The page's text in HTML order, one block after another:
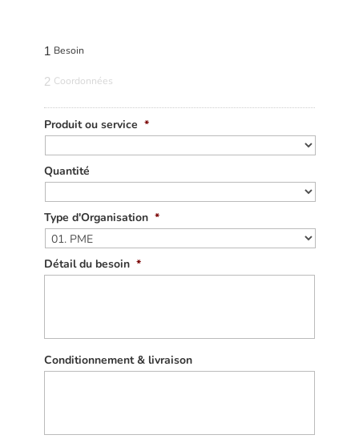
1 Besoin
2 Coordonnées
Produit ou service *
Quantité
Type d'Organisation *
Détail du besoin *
Conditionnement & livraison